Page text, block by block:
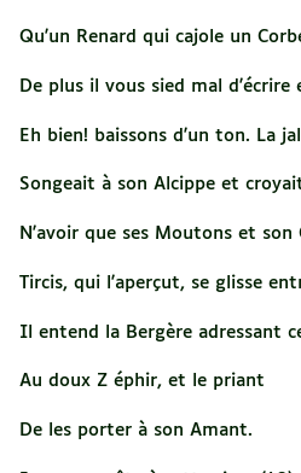
Qu'un Renard qui cajole un
De plus il vous sied mal d'écrire
Eh bien! baissons d'un ton. La
Songeait à son Alcippe et
N'avoir que ses Moutons et son
Tircis, qui l'aperçut, se glisse
Il entend la Bergère adressant
Au doux Z éphir, et le priant
De les porter à son Amant.